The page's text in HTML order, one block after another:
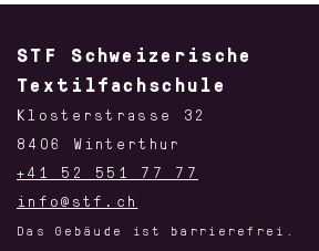
STF Schweizerische
Textilfachschule
Klosterstrasse 32
8406 Winterthur
+41 52 551 77 77
info@stf.ch
Das Gebäude ist barrierefrei.